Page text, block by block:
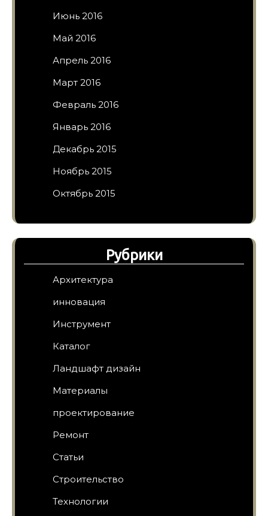
Июнь 2016
Май 2016
Апрель 2016
Март 2016
Февраль 2016
Январь 2016
Декабрь 2015
Ноябрь 2015
Октябрь 2015
Рубрики
Архитектура
инновация
Инструмент
Каталог
Ландшафт дизайн
Материалы
проектирование
Ремонт
Статьи
Строительство
Технологии